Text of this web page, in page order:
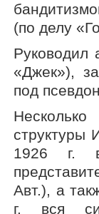
(по делу
Руководил
«Джек»),
под
структуры
1926 г. в
Авт.), а
г. вся